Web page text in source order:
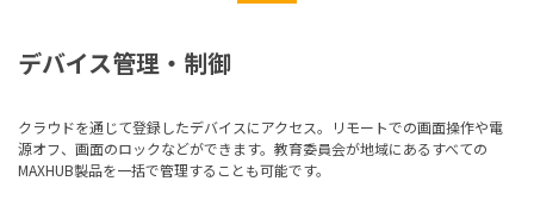
デバイス管理・制御
クラウドを通じて登録したデバイスにアクセス。リモートでの画面操作や電
源オフ、画面のロックなどができます。教育委員会が地域にあるすべての
MAXHUB製品を一括で管理することも可能です。